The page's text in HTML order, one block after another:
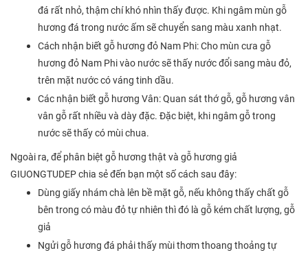
đá rất nhỏ, thậm chí khó nhìn thấy được. Khi ngâm mùn gỗ
hương đá trong nước ấm sẽ chuyển sang màu xanh nhạt.
Cách nhận biết gỗ hương đỏ Nam Phi: Cho mùn cưa gỗ
hương đỏ Nam Phi vào nước sẽ thấy nước đổi sang màu đỏ,
trên mặt nước có váng tinh dầu.
Các nhận biết gỗ hương Vân: Quan sát thớ gỗ, gỗ hương vân
vân gỗ rất nhiều và dày đặc. Đặc biệt, khi ngâm gỗ trong
nước sẽ thấy có mùi chua.
Ngoài ra, để phân biệt gỗ hương thật và gỗ hương giả
GIUONGTUDEP chia sẻ đến bạn một số cách sau đây:
Dùng giấy nhám chà lên bề mặt gỗ, nếu không thấy chất gỗ
bên trong có màu đỏ tự nhiên thì đó là gỗ kém chất lượng, gỗ
giả
Ngửi gỗ hương đá phải thấy mùi thơm thoang thoảng tự